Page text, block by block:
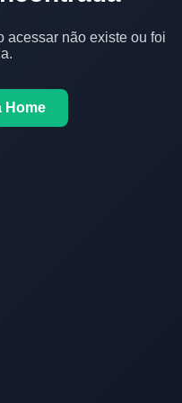
acessar não existe ou foi
Home